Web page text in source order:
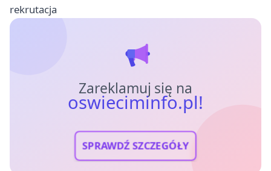
rekrutacja
Zareklamuj się na
oswieciminfo.pl!
SPRAWDŹ SZCZEGÓŁY